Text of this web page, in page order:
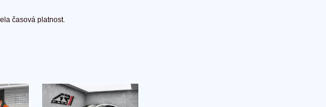
časová platnost.